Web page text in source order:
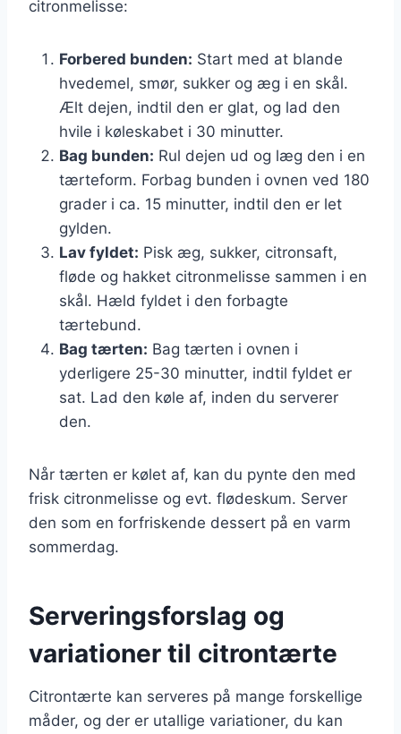
citronmelisse:
Forbered bunden: Start med at blande
hvedemel, smør, sukker og æg i en skål.
Ælt dejen, indtil den er glat, og lad den
hvile i køleskabet i 30 minutter.
Bag bunden: Rul dejen ud og læg den i en
tærteform. Forbag bunden i ovnen ved 180
grader i ca. 15 minutter, indtil den er let
gylden.
Lav fyldet: Pisk æg, sukker, citronsaft,
fløde og hakket citronmelisse sammen i en
skål. Hæld fyldet i den forbagte
tærtebund.
Bag tærten: Bag tærten i ovnen i
yderligere 25-30 minutter, indtil fyldet er
sat. Lad den køle af, inden du serverer
den.
Når tærten er kølet af, kan du pynte den med
frisk citronmelisse og evt. flødeskum. Server
den som en forfriskende dessert på en varm
sommerdag.
Serveringsforslag og
variationer til citrontærte
Citrontærte kan serveres på mange forskellige
måder, og der er utallige variationer, du kan